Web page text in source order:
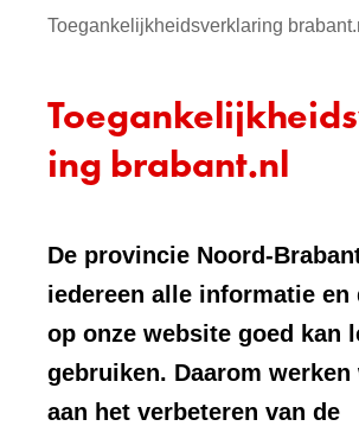
Toegankelijkheidsverklaring
ing brabant.nl
De provincie Noord-
iedereen alle informatie en
op onze website goed kan
gebruiken. Daarom
aan het verbeteren van de